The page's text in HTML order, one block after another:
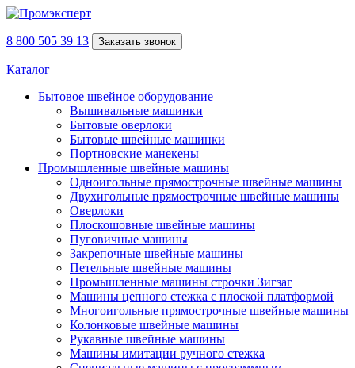
8 800 505 39 13 Заказать звонок
Каталог
Бытовое швейное оборудование
Вышивальные машинки
Бытовые оверлоки
Бытовые швейные машинки
Портновские манекены
Промышленные швейные машины
Одноигольные прямострочные швейные машины
Двухигольные прямострочные швейные машины
Оверлоки
Плоскошовные швейные машины
Пуговичные машины
Закрепочные швейные машины
Петельные швейные машины
Промышленные машины строчки Зигзаг
Машины цепного стежка с плоской платформой
Многоигольные прямострочные швейные машины
Колонковые швейные машины
Рукавные швейные машины
Машины имитации ручного стежка